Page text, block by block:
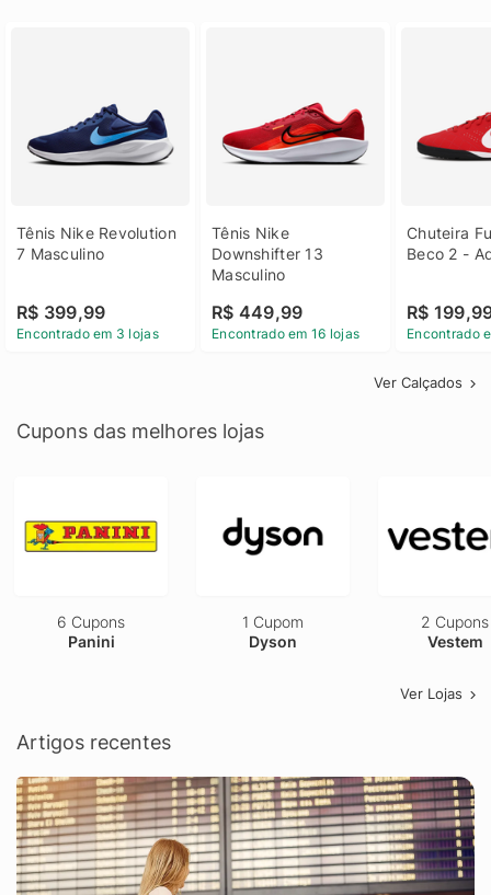
Tênis Nike Revolution
7 Masculino
R$ 399,99
Encontrado em 3 lojas
Tênis Nike
Downshifter 13
Masculino
R$ 449,99
Encontrado em 16 lojas
Chuteira
Beco 2 -
R$
Encontrado
Ver Calçados
Cupons das melhores lojas
6 Cupons
Panini
1 Cupom
Dyson
2 Cupons
Vestem
Ver Lojas
Artigos recentes